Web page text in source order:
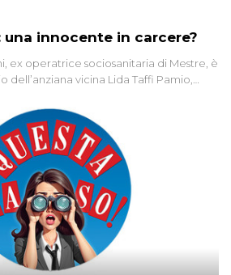
innocente in carcere?
ex operatrice sociosanitaria di Mestre, è
dell’anziana vicina Lida Taffi Pamio,
Monica si proclama innocente. Nel
lo stesso delitto, poi ritratta. Due
errore giudiziario o giustizia